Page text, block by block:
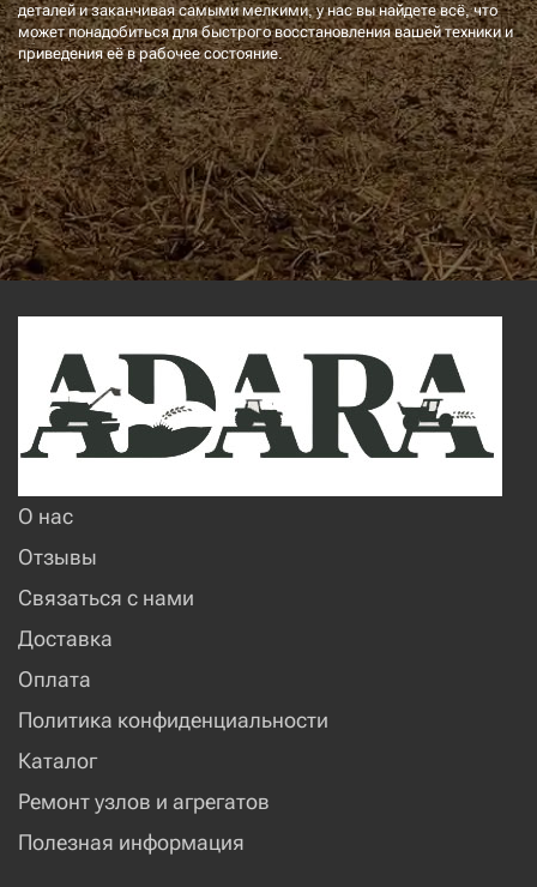
деталей и заканчивая самыми мелкими, у нас вы найдете всё, что
может понадобиться для быстрого восстановления вашей техники и
приведения её в рабочее состояние.
О нас
Отзывы
Связаться с нами
Доставка
Оплата
Политика конфиденциальности
Каталог
Ремонт узлов и агрегатов
Полезная информация